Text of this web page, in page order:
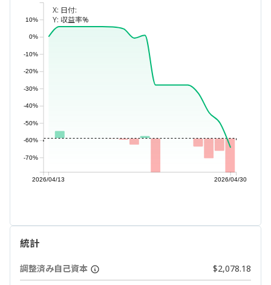
X: 日付:
Y: 収益率%
-70%
-60%
-50%
-40%
-30%
-20%
-10%
0%
10%
2026/04/13 2026/04/30
統計
調整済み自己資本
$2,078.18